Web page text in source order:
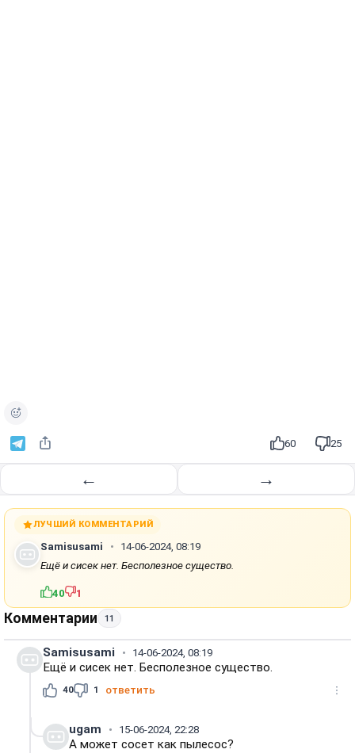
60 25
← →
ЛУЧШИЙ КОММЕНТАРИЙ
Samisusami
14-06-2024, 08:19
Ещё и сисек нет. Бесполезное существо.
40 1
Комментарии 11
Samisusami 14-06-2024, 08:19
Ещё и сисек нет. Бесполезное существо.
40 1 ответить
ugam 15-06-2024, 22:28
А может сосет как пылесос?